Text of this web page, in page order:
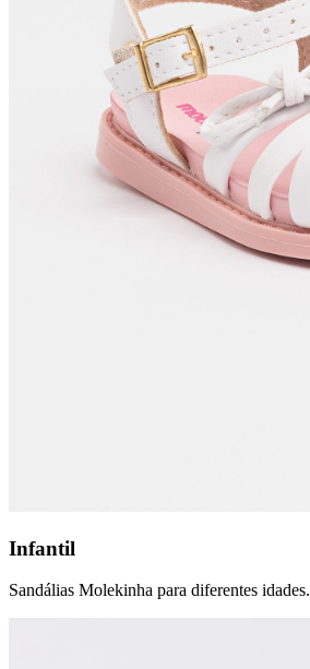
Infantil
Sandálias Molekinha para diferentes idades.